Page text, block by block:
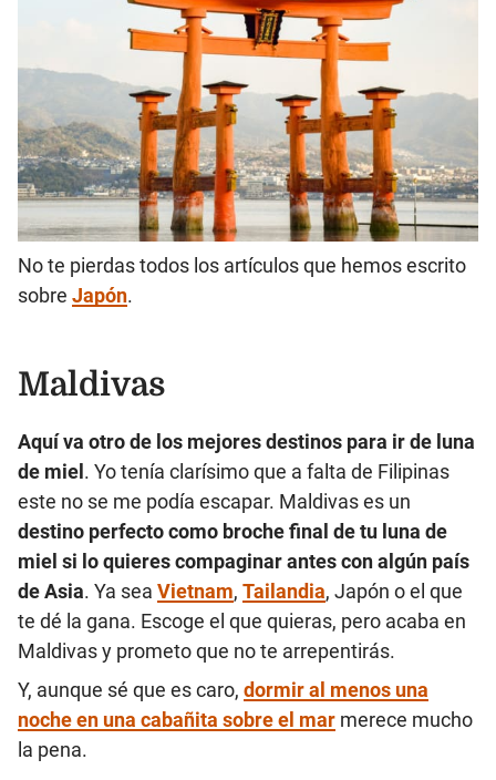
No te pierdas todos los artículos que hemos escrito
sobre Japón.
Maldivas
Aquí va otro de los mejores destinos para ir de luna
de miel . Yo tenía clarísimo que a falta de Filipinas
este no se me podía escapar. Maldivas es un
destino perfecto como broche final de tu luna de
miel si lo quieres compaginar antes con algún país
de Asia. Ya sea Vietnam, Tailandia, Japón o el que
te dé la gana. Escoge el que quieras, pero acaba en
Maldivas y prometo que no te arrepentirás.
Y, aunque sé que es caro, dormir al menos una
noche en una cabañita sobre el mar merece mucho
la pena.